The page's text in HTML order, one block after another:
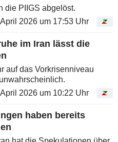
die PIIGS abgelöst.
2026 um 17:53 Uhr
im Iran lässt die
auf das Vorkrisenniveau
2026 um 10:22 Uhr
haben bereits